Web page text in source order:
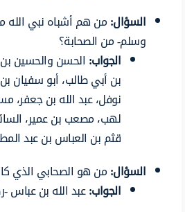
السؤال:من هم أشباه نبي الله
وسلم- من الصحابة؟
الجواب: الحسن والحسين
بن أبي طالب، أبو سفيان بن
نوفل، عبد الله بن جعفر،
لهب، مصعب بن عمير،
قثم بن العباس بن عبد
السؤال:من هو الصحابي الذي
الجواب:عبد الله بن عباس